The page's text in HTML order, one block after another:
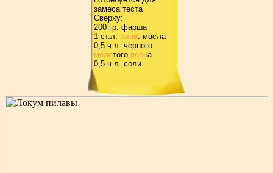
замеса теста
Свеpху:
200 гp. фаpша
1 ст.л. слив. масла
0,5 ч.л. чеpного
молотого пеpца
0,5 ч.л. соли